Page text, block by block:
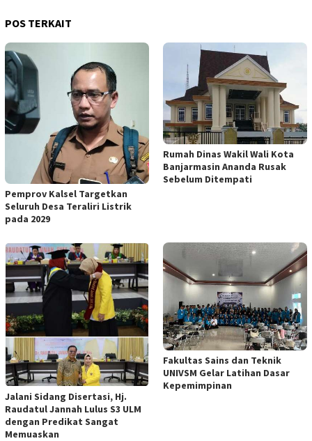
POS TERKAIT
Pemprov Kalsel Targetkan
Seluruh Desa Teraliri Listrik
pada 2029
Rumah Dinas Wakil Wali Kota
Banjarmasin Ananda Rusak
Sebelum Ditempati
Jalani Sidang Disertasi, Hj.
Raudatul Jannah Lulus S3 ULM
dengan Predikat Sangat
Memuaskan
Fakultas Sains dan Teknik
UNIVSM Gelar Latihan Dasar
Kepemimpinan